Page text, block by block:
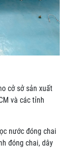
cở sở sản xuất
và các tỉnh
nước đóng chai
đóng chai, dây